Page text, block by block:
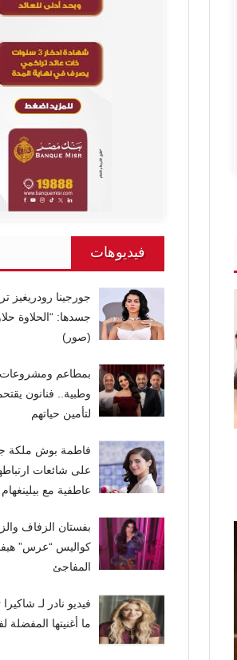
فيديوهات
جورجينا رودريغيز
جسدها: “الحلاوة
(صور)
بمطاعم ومشروعات
وطبية.. فنانون
لتأمين حياتهم
فاطمة بوش ملكة
على شائعات
عاطفية مع بيلينغهام
بفستان الزفاف
كواليس “عرس”
المفاجئ
فيديو نادر لـ
ما أغنيتها المفضلة